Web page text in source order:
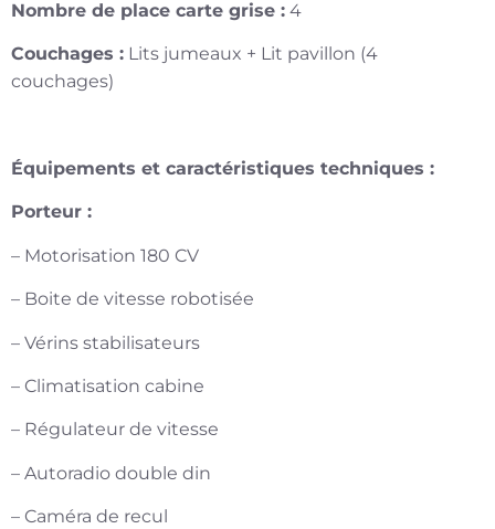
Nombre de place carte grise : 4
Couchages : Lits jumeaux + Lit pavillon (4
couchages)
Équipements et caractéristiques techniques :
Porteur :
– Motorisation 180 CV
– Boite de vitesse robotisée
– Vérins stabilisateurs
– Climatisation cabine
– Régulateur de vitesse
– Autoradio double din
– Caméra de recul